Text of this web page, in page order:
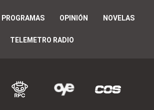
PROGRAMAS OPINIÓN NOVELAS
TELEMETRO RADIO